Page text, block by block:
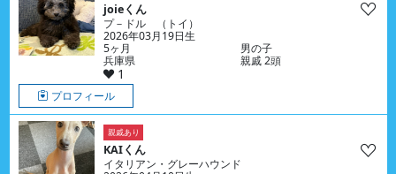
joieくん
プ－ドル （トイ）
2026年03月19日生
5ヶ月
男の子
兵庫県
親戚 2頭
1
プロフィール
親戚あり
KAIくん
イタリアン・グレーハウンド